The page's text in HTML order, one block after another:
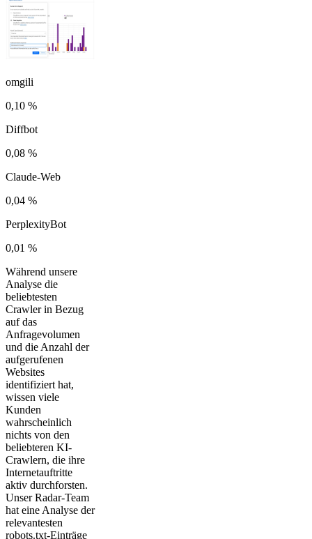
omgili
0,10 %
Diffbot
0,08 %
Claude-Web
0,04 %
PerplexityBot
0,01 %
Während unsere
Analyse die
beliebtesten
Crawler in Bezug
auf das
Anfragevolumen
und die Anzahl der
aufgerufenen
Websites
identifiziert hat,
wissen viele
Kunden
wahrscheinlich
nichts von den
beliebteren KI-
Crawlern, die ihre
Internetauftritte
aktiv durchforsten.
Unser Radar-Team
hat eine Analyse der
relevantesten
robots.txt-Einträge